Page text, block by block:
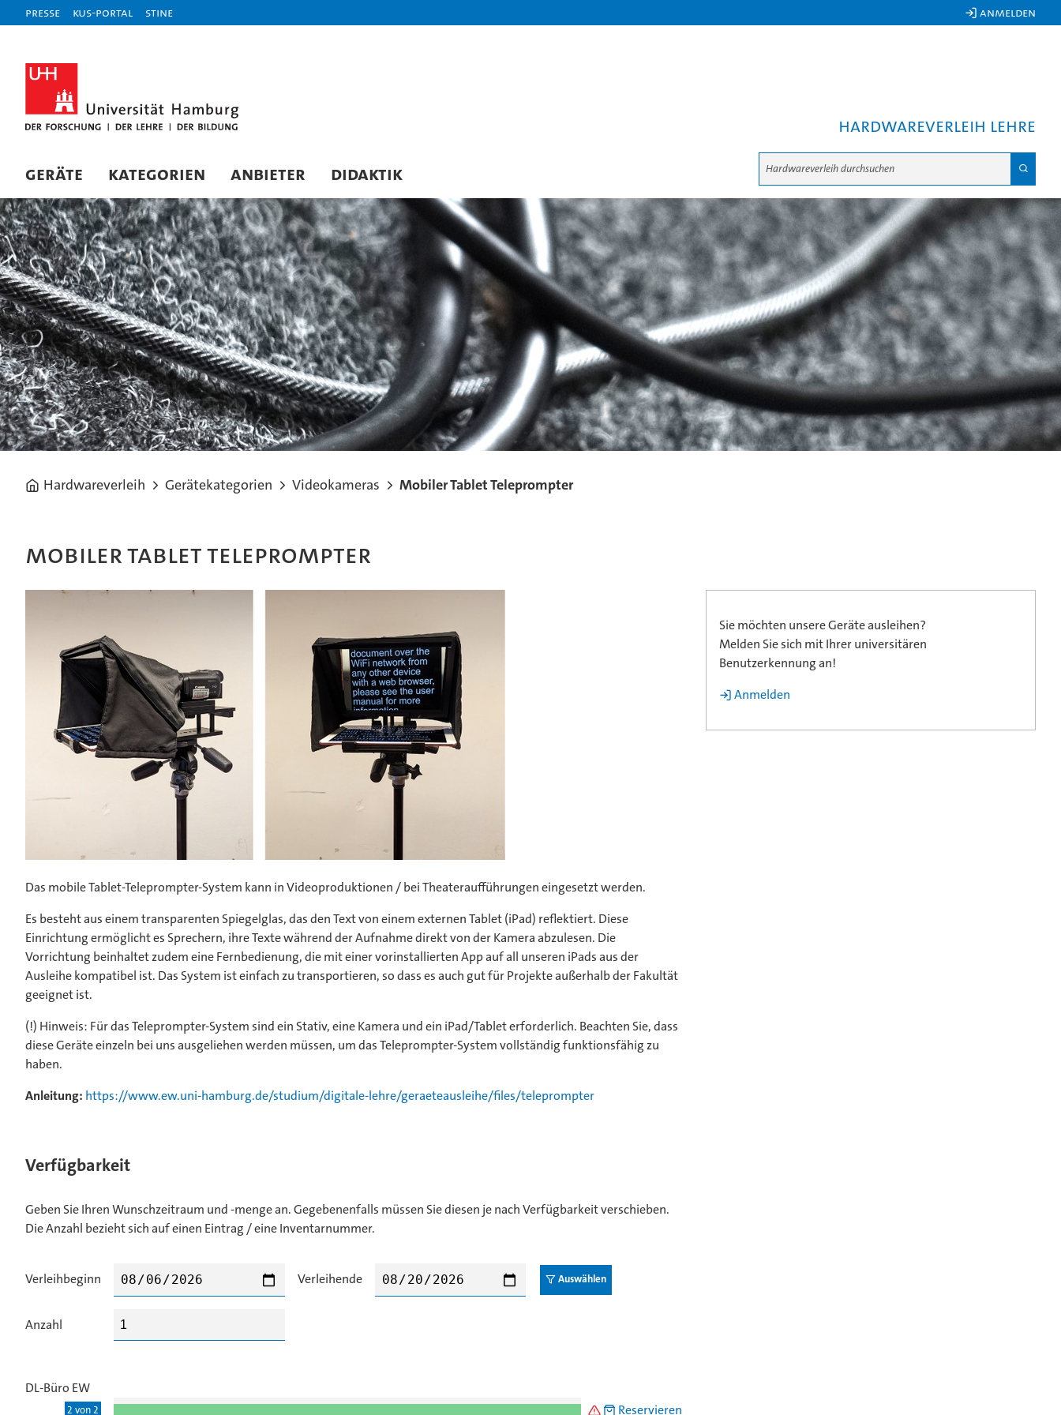
Presse KUS-Portal STiNE  Anmelden
Hardwareverleih Lehre
Geräte Kategorien Anbieter Didaktik
Hardwareverleih Gerätekategorien Videokameras Mobiler Tablet Teleprompter
Mobiler Tablet Teleprompter
Sie möchten unsere Geräte ausleihen?
Melden Sie sich mit Ihrer universitären
Benutzerkennung an!
 Anmelden
Das mobile Tablet-Teleprompter-System kann in Videoproduktionen / bei Theateraufführungen eingesetzt werden.
Es besteht aus einem transparenten Spiegelglas, das den Text von einem externen Tablet (iPad) reflektiert. Diese
Einrichtung ermöglicht es Sprechern, ihre Texte während der Aufnahme direkt von der Kamera abzulesen. Die
Vorrichtung beinhaltet zudem eine Fernbedienung, die mit einer vorinstallierten App auf all unseren iPads aus der
Ausleihe kompatibel ist. Das System ist einfach zu transportieren, so dass es auch gut für Projekte außerhalb der Fakultät
geeignet ist.
(!) Hinweis: Für das Teleprompter-System sind ein Stativ, eine Kamera und ein iPad/Tablet erforderlich. Beachten Sie, dass
diese Geräte einzeln bei uns ausgeliehen werden müssen, um das Teleprompter-System vollständig funktionsfähig zu
haben.
Anleitung: https://www.ew.uni-hamburg.de/studium/digitale-lehre/geraeteausleihe/files/teleprompter
Verfügbarkeit
Geben Sie Ihren Wunschzeitraum und -menge an. Gegebenenfalls müssen Sie diesen je nach Verfügbarkeit verschieben.
Die Anzahl bezieht sich auf einen Eintrag / eine Inventarnummer.
Verleihbeginn Verleihende
Anzahl
DL-Büro EW
2 von 2 ⚠️ 🛍 Reservieren